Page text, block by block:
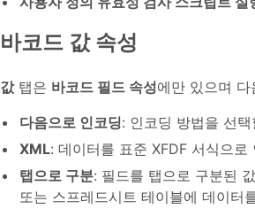
바코드 값 속성
값탭은 바코드 필드 속성에만 있으며
다음으로 인코딩: 인코딩 방법을 선
XML: 데이터를 표준 XFDF 서식으
탭으로 구분: 필드를 탭으로 구분된
또는 스프레드시트 테이블에 데이터